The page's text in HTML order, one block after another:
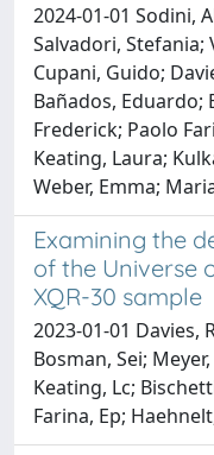
2024-01-01 Sodini,
Salvadori, Stefania;
Cupani, Guido;
Bañados, Eduardo;
Frederick; Paolo
Keating, Laura;
Weber, Emma;
Examining the
of the Universe
XQR-30 sample
2023-01-01 Davies,
Bosman, Sei;
Keating, Lc;
Farina, Ep;